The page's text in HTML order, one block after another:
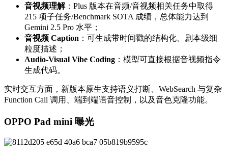
音视频理解：Plus 版本在音频/音视频相关任务中取得
215 项子任务/Benchmark SOTA 成绩，总体能力达到
Gemini 2.5 Pro 水平；
音视频 Caption ：可生成带时间戳的结构化、剧本级细
粒度描述；
Audio-Visual Vibe Coding ：模型可直接根据音视频指令
生成代码。
实时交互方面，新版本原生支持语义打断、WebSearch 与复杂
Function Call 调用、端到端语音控制，以及音色克隆功能。
OPPO Pad mini 曝光